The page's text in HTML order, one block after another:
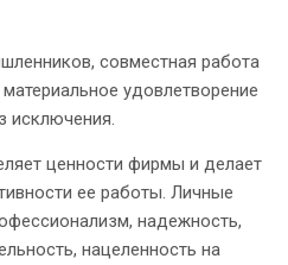
совместная работа
удовлетворение
исключения.
ценности фирмы и делает
ее работы. Личные
надежность,
нацеленность на